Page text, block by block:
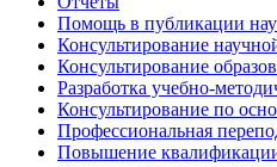
Помощь в публикации
Консультирование
Консультирование
Разработка учебно-
Консультирование по
Профессиональная
Повышение